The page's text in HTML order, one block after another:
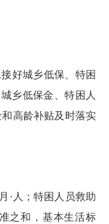
好城乡低保、特困
城乡低保金、特困人
高龄补贴及时落实
月 · 人；特困人员救助
之和，基本生活标